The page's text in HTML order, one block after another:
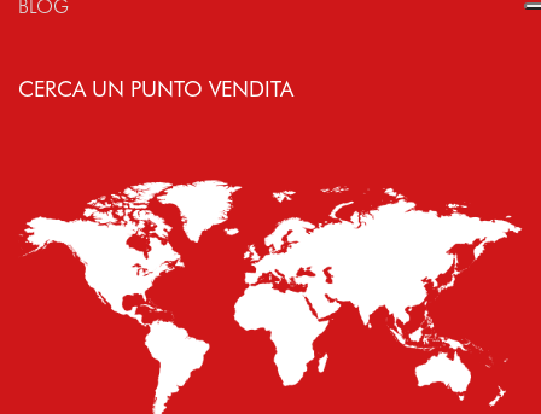
BLOG
CERCA UN PUNTO VENDITA